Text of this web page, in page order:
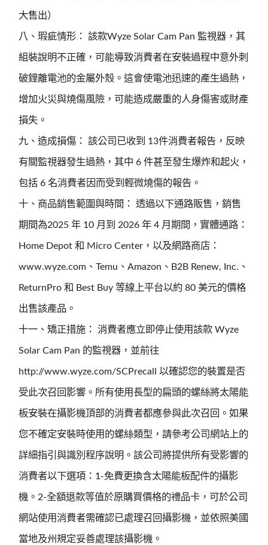
大售出）
八、瑕疵情形： 該款Wyze Solar Cam Pan 監視器，其
組裝說明不正確，可能導致消費者在安裝過程中意外刺
破鋰離電池的金屬外殼。這會使電池迅速的產生過熱，
增加火災與燒傷風險，可能造成嚴重的人身傷害或財產
損失。
九、造成損傷： 該公司已收到 13件消費者報告，反映
有關監視器發生過熱，其中 6 件甚至發生爆炸和起火，
包括 6 名消費者因而受到輕微燒傷的報告。
十、商品銷售範圍與時間： 透過以下通路販售，銷售
期間為2025 年 10 月到 2026 年 4 月期間，實體通路：
Home Depot 和 Micro Center，以及網路商店：
www.wyze.com、Temu、Amazon、B2B Renew, Inc.、
ReturnPro 和 Best Buy 等線上平台以約 80 美元的價格
出售該產品。
十一、矯正措施： 消費者應立即停止使用該款 Wyze
Solar Cam Pan 的監視器，並前往
http://www.wyze.com/SCPrecall 以確認您的裝置是否
受此次召回影響。所有使用長型的扁頭的螺絲將太陽能
板安裝在攝影機頂部的消費者都應參與此次召回。如果
您不確定安裝時使用的螺絲類型，請參考公司網站上的
詳細指引與識別程序說明。該公司將提供所有受影響的
消費者以下選項：1-免費更換含太陽能板配件的攝影
機。2-全額退款等值於原購買價格的禮品卡，可於公司
網站使用消費者需確認已處理召回攝影機，並依照美國
當地及州規定妥善處理該攝影機。